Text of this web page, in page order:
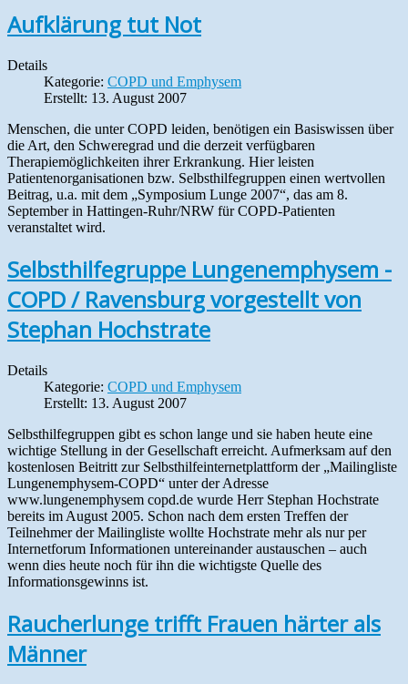
Aufklärung tut Not
Details
Kategorie: COPD und Emphysem
Erstellt: 13. August 2007
Menschen, die unter COPD leiden, benötigen ein Basiswissen über
die Art, den Schweregrad und die derzeit verfügbaren
Therapiemöglichkeiten ihrer Erkrankung. Hier leisten
Patientenorganisationen bzw. Selbsthilfegruppen einen wertvollen
Beitrag, u.a. mit dem „Symposium Lunge 2007“, das am 8.
September in Hattingen-Ruhr/NRW für COPD-Patienten
veranstaltet wird.
Selbsthilfegruppe Lungenemphysem -
COPD / Ravensburg vorgestellt von
Stephan Hochstrate
Details
Kategorie: COPD und Emphysem
Erstellt: 13. August 2007
Selbsthilfegruppen gibt es schon lange und sie haben heute eine
wichtige Stellung in der Gesellschaft erreicht. Aufmerksam auf den
kostenlosen Beitritt zur Selbsthilfeinternetplattform der „Mailingliste
Lungenemphysem-COPD“ unter der Adresse
www.lungenemphysem copd.de wurde Herr Stephan Hochstrate
bereits im August 2005. Schon nach dem ersten Treffen der
Teilnehmer der Mailingliste wollte Hochstrate mehr als nur per
Internetforum Informationen untereinander austauschen – auch
wenn dies heute noch für ihn die wichtigste Quelle des
Informationsgewinns ist.
Raucherlunge trifft Frauen härter als
Männer